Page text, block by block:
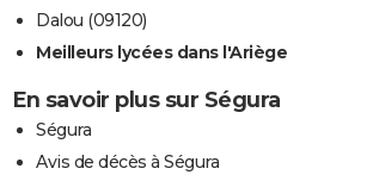
Dalou (09120)
Meilleurs lycées dans l'Ariège
En savoir plus sur Ségura
Ségura
Avis de décès à Ségura